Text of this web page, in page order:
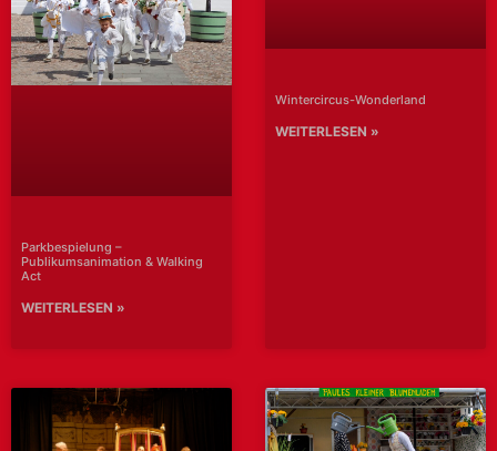
Parkbespielung –
Publikumsanimation & Walking
Act
WEITERLESEN »
Wintercircus-Wonderland
WEITERLESEN »